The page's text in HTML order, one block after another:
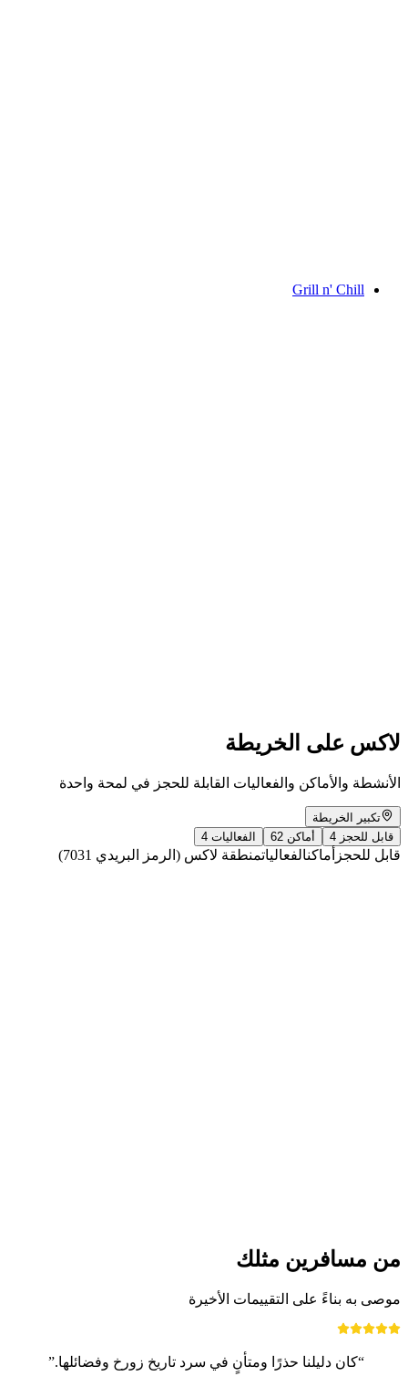
Grill n' Chill
لاكس على الخريطة
الأنشطة والأماكن والفعاليات القابلة للحجز في لمحة واحدة
تكبير الخريطة
قابل للحجز 4 أماكن 62 الفعاليات 4
قابل للحجز أماكنالفعالياتمنطقة لاكس (الرمز البريدي 7031)
من مسافرين مثلك
موصى به بناءً على التقييمات الأخيرة
“كان دليلنا حذرًا ومتأنٍ في سرد تاريخ زورخ وفضائلها.”